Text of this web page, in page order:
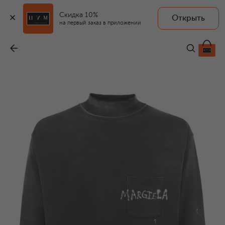
Скидка 10%
на первый заказ в приложении
Открыть
41 950 ₽